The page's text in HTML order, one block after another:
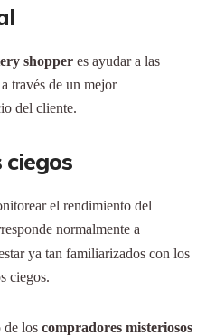
shopper es ayudar a las
través de un mejor
del cliente.
el rendimiento del
normalmente a
ya tan familiarizados con los
ciegos.
de los compradores misteriosos